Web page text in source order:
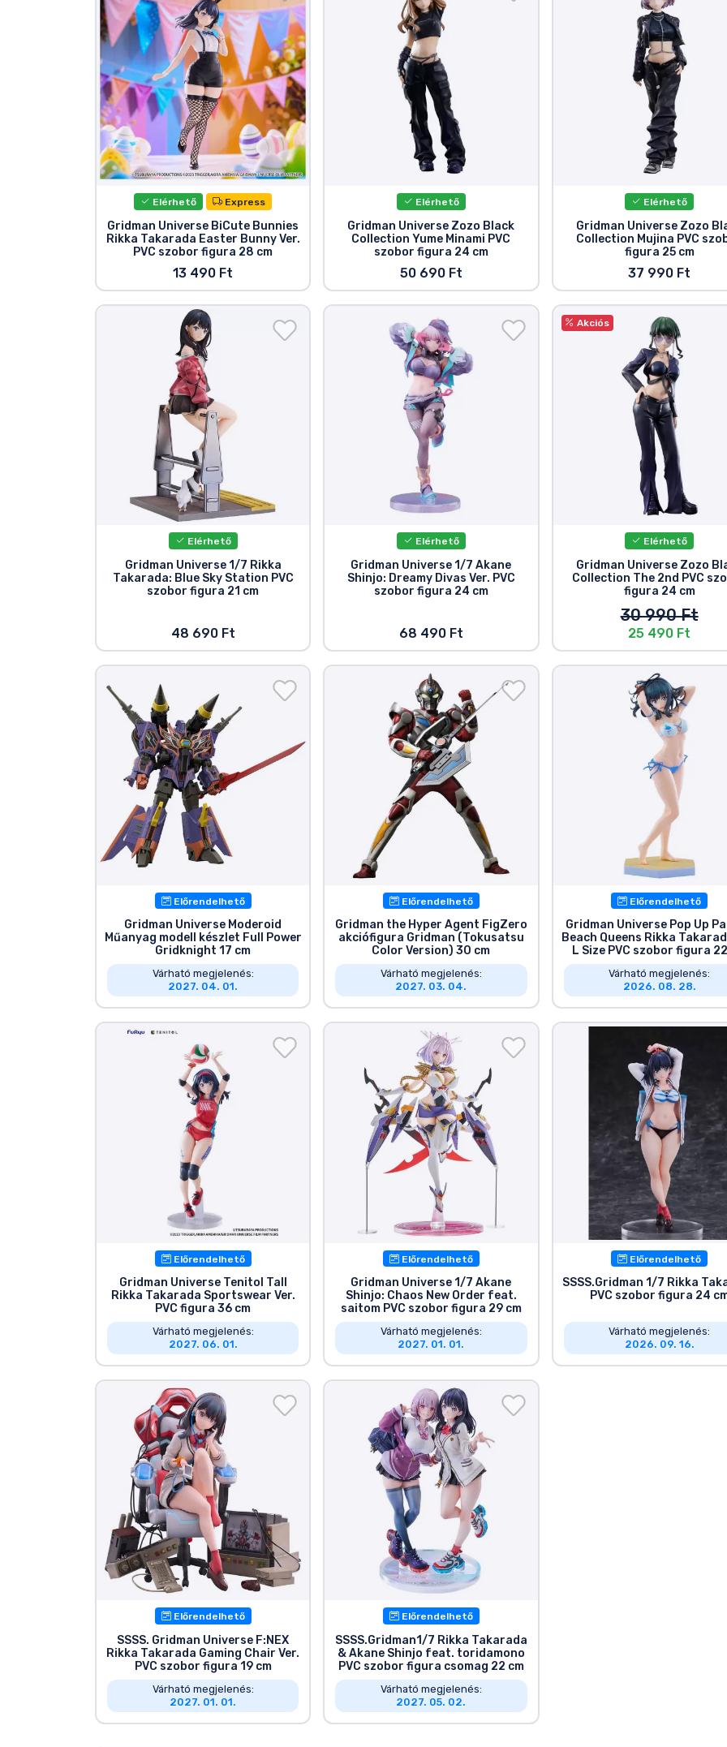
Elérhető Express
Gridman Universe BiCute Bunnies
Rikka Takarada Easter Bunny Ver.
PVC szobor figura 28 cm
13 490 Ft
Elérhető
Gridman Universe Zozo Black
Collection Yume Minami PVC
szobor figura 24 cm
50 690 Ft
Elérhető
Gridman Universe Zozo
Collection Mujina PVC
figura 25 cm
37 990 Ft
Elérhető
Gridman Universe 1/7 Rikka
Takarada: Blue Sky Station PVC
szobor figura 21 cm
48 690 Ft
Elérhető
Gridman Universe 1/7 Akane
Shinjo: Dreamy Divas Ver. PVC
szobor figura 24 cm
68 490 Ft
Akciós
Elérhető
Gridman Universe Zozo
Collection The 2nd PVC
figura 24 cm
30 990 Ft
25 490 Ft
Előrendelhető
Gridman Universe Moderoid
Műanyag modell készlet Full Power
Gridknight 17 cm
Várható megjelenés:
2027. 04. 01.
Előrendelhető
Gridman the Hyper Agent FigZero
akciófigura Gridman (Tokusatsu
Color Version) 30 cm
Várható megjelenés:
2027. 03. 04.
Előrendelhető
Gridman Universe Pop Up
Beach Queens Rikka
L Size PVC szobor figura
Várható megjelenés:
2026. 08. 28.
Előrendelhető
Gridman Universe Tenitol Tall
Rikka Takarada Sportswear Ver.
PVC figura 36 cm
Várható megjelenés:
2027. 06. 01.
Előrendelhető
Gridman Universe 1/7 Akane
Shinjo: Chaos New Order feat.
saitom PVC szobor figura 29 cm
Várható megjelenés:
2027. 01. 01.
Előrendelhető
SSSS.Gridman 1/7 Rikka
PVC szobor figura 24
Várható megjelenés:
2026. 09. 16.
Előrendelhető
SSSS. Gridman Universe F:NEX
Rikka Takarada Gaming Chair Ver.
PVC szobor figura 19 cm
Várható megjelenés:
2027. 01. 01.
Előrendelhető
SSSS.Gridman1/7 Rikka Takarada
& Akane Shinjo feat. toridamono
PVC szobor figura csomag 22 cm
Várható megjelenés:
2027. 05. 02.
Szállítás és fizetés
Sorozatos cuccok
Filmes cuccok
Mesés cuccok
Animés cuccok
Gamer cuccok
Sportos cuccok